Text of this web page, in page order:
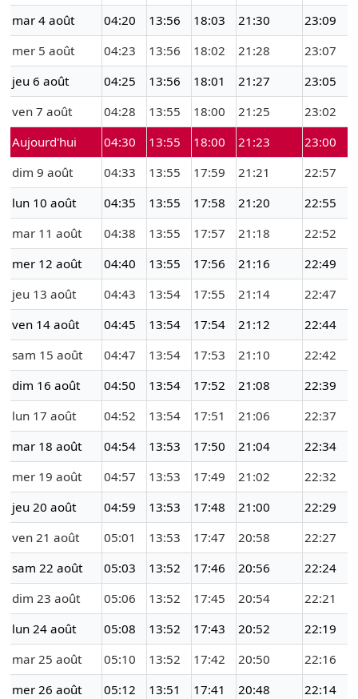
mar 4 août 04:20 13:56 18:03 21:30
23:09
mer 5 août
04:23 13:56 18:02 21:28
23:07
jeu 6 août
04:25 13:56 18:01 21:27
23:05
ven 7 août
04:28 13:55 18:00 21:25
23:02
Aujourd'hui
04:30 13:55 18:00 21:23
23:00
dim 9 août
04:33 13:55 17:59 21:21
22:57
lun 10 août
04:35 13:55 17:58 21:20
22:55
mar 11 août
04:38 13:55 17:57 21:18
22:52
mer 12 août
04:40 13:55 17:56 21:16
22:49
jeu 13 août
04:43 13:54 17:55 21:14
22:47
ven 14 août
04:45 13:54 17:54 21:12
22:44
sam 15 août
04:47 13:54 17:53 21:10
22:42
dim 16 août
04:50 13:54 17:52 21:08
22:39
lun 17 août
04:52 13:54 17:51 21:06
22:37
mar 18 août
04:54 13:53 17:50 21:04
22:34
mer 19 août
04:57 13:53 17:49 21:02
22:32
jeu 20 août
04:59 13:53 17:48 21:00
22:29
ven 21 août
05:01 13:53 17:47 20:58
22:27
sam 22 août
05:03 13:52 17:46 20:56
22:24
dim 23 août
05:06 13:52 17:45 20:54
22:21
lun 24 août
05:08 13:52 17:43 20:52
22:19
mar 25 août
05:10 13:52 17:42 20:50
22:16
mer 26 août
05:12 13:51 17:41 20:48
22:14